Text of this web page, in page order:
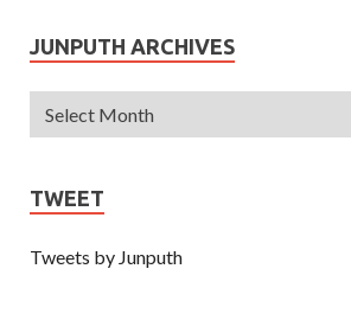
JUNPUTH ARCHIVES
TWEET
Tweets by Junputh